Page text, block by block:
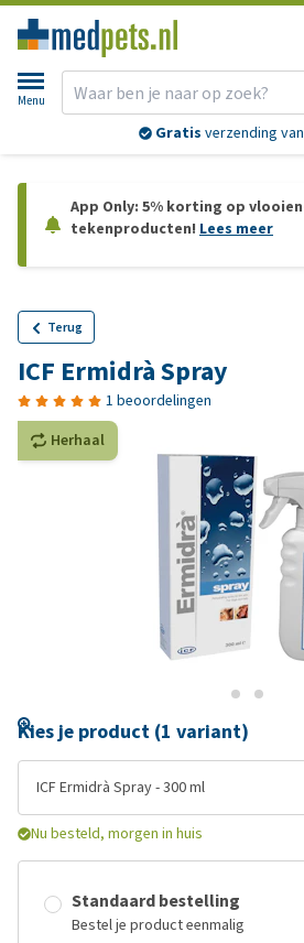
Menu
Gratis verzending
App Only: 5% korting op
tekenproducten! Lees meer
Terug
ICF Ermidrà Spray
1 beoordelingen
Herhaal
Kies je product (1 variant)
ICF Ermidrà Spray - 300 ml
Nu besteld, morgen in huis
Standaard bestelling
Bestel je product eenmalig